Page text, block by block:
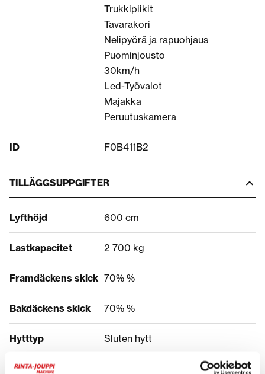
Trukkipiikit
Tavarakori
Nelipyörä ja rapuohjaus
Puominjousto
30km/h
Led-Työvalot
Majakka
Peruutuskamera
ID F0B411B2
TILLÄGGSUPPGIFTER
Lyfthöjd 600 cm
Lastkapacitet 2 700 kg
Framdäckens skick 70% %
Bakdäckens skick 70% %
Hytttyp Sluten hytt